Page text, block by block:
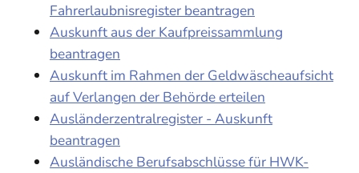
Fahrerlaubnisregister beantragen
Auskunft aus der Kaufpreissammlung
beantragen
Auskunft im Rahmen der Geldwäscheaufsicht
auf Verlangen der Behörde erteilen
Ausländerzentralregister - Auskunft
beantragen
Ausländische Berufsabschlüsse für HWK-